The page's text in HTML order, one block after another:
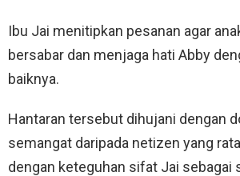
Ibu Jai menitipkan pesanan agar
bersabar dan menjaga hati Abby
baiknya.
Hantaran tersebut dihujani dengan
semangat daripada netizen yang
dengan keteguhan sifat Jai sebagai